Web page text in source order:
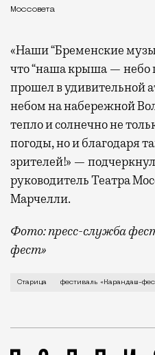
Моссовета
«Наши “Бременские
что “наша крыша — небо
прошел в удивительной
небом на набережной
тепло и солнечно не
погоды, но и благодаря
зрителей!» —
руководитель Театра
Марчелли.
Фото: пресс-служба
фест»
В минувший уикенд
Старица фестиваль «Карандаш-